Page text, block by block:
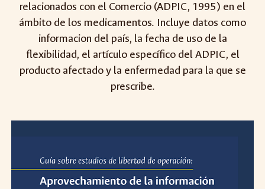
relacionados con el Comercio (ADPIC, 1995) en el
ámbito de los medicamentos. Incluye datos como
informacion del país, la fecha de uso de la
flexibilidad, el artículo específico del ADPIC, el
producto afectado y la enfermedad para la que se
prescribe.